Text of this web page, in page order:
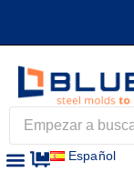
Español